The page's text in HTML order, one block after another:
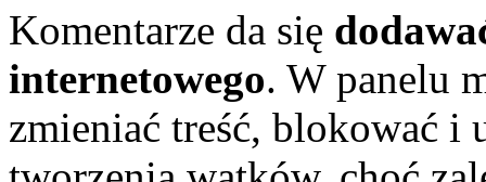
Komentarze da się
internetowego. W panelu
zmieniać treść, blokować i